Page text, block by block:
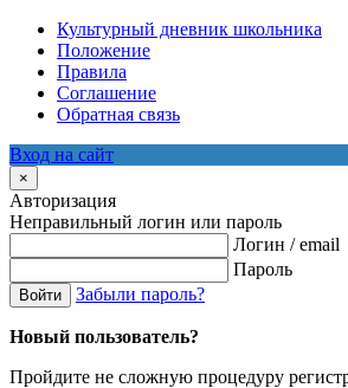
Культурный дневник школьника
Положение
Правила
Соглашение
Обратная связь
Вход на сайт
×
Авторизация
Неправильный логин или пароль
Логин / email
Пароль
Войти Забыли пароль?
Новый пользователь?
Пройдите не сложную процедуру